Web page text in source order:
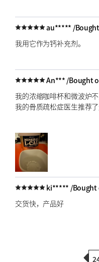
au***** /
我用它作为钙补充剂。
An*** /Bought
我的浓缩咖啡杯和微波炉
我的骨质疏松症医生推荐了
ki***** /Bought
交货快，产品好